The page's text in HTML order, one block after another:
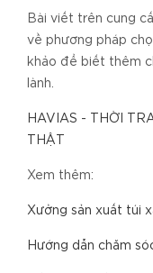
Bài viết trên cung
về phương pháp
khảo để biết thêm
lành.
HAVIAS - THỜI
THẬT
Xem thêm:
Xưởng sản xuất túi
Hướng dẫn chăm